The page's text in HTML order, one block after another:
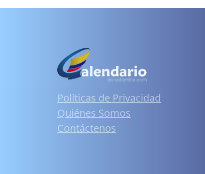
Políticas de Privacidad
Quiénes Somos
Contáctenos